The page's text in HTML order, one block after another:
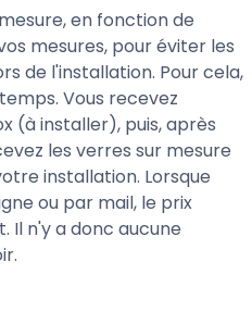
en fonction de
mesures, pour éviter les
de l'installation. Pour cela,
Vous recevez
(à installer), puis, après
les verres sur mesure
installation. Lorsque
ou par mail, le prix
Il n'y a donc aucune